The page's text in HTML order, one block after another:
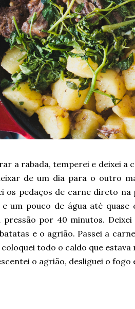
a rabada, temperei e deixei a
de um dia para o outro
os pedaços de carne direto
um pouco de água até
pressão por 40 minutos.
e o agrião. Passei a
todo o caldo que estava
o agrião, desliguei o fogo